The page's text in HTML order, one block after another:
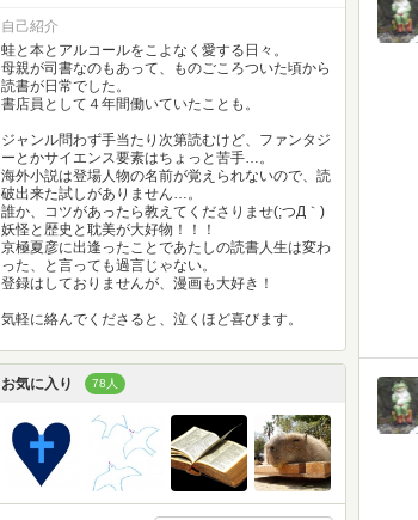
自己紹介
蛙と本とアルコールをこよなく愛する日々。
母親が司書なのもあって、ものごころついた頃から
読書が日常でした。
書店員として４年間働いていたことも。
ジャンル問わず手当たり次第読むけど、ファンタジ
ーとかサイエンス要素はちょっと苦手…。
海外小説は登場人物の名前が覚えられないので、読
破出来た試しがありません…。
誰か、コツがあったら教えてくださりませ(;つД｀)
妖怪と歴史と耽美が大好物！！！
京極夏彦に出逢ったことであたしの読書人生は変わ
った、と言っても過言じゃない。
登録はしておりませんが、漫画も大好き！
気軽に絡んでくださると、泣くほど喜びます。
お気に入り 78人